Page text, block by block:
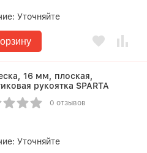
Уточняйте
16 мм, плоская,
рукоятка SPARTA
0 отзывов
Уточняйте